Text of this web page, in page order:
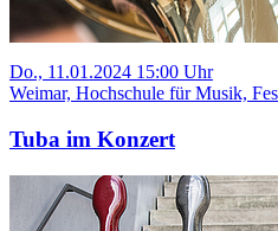
Do., 11.01.2024 15:00 Uhr
Weimar, Hochschule für Musik,
Tuba im Konzert